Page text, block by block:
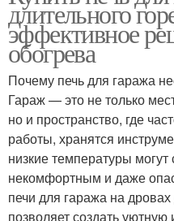
длительного
эффективное
обогрева
Почему печь для гаража
Гараж — это не только
но и пространство, где
работы, хранятся
низкие температуры
некомфортным и даже
печи для гаража на
позволяет создать